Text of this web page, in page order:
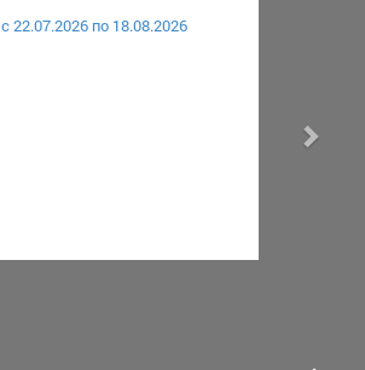
c 22.07.2026 по 18.08.2026